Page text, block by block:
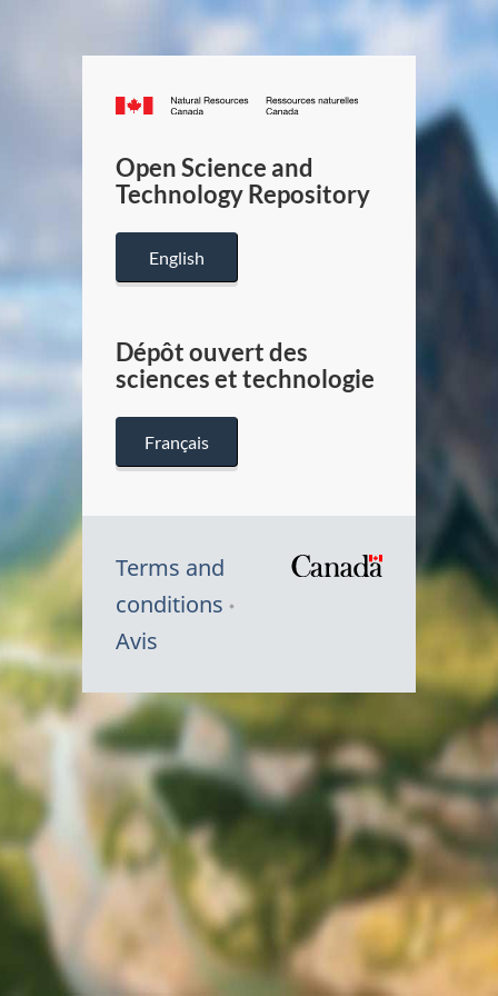
Canada.ca
/
Canada
Open Science and
Technology Repository
English
Dépôt ouvert des
sciences et technologie
Français
Terms and
conditions
Avis
Canada